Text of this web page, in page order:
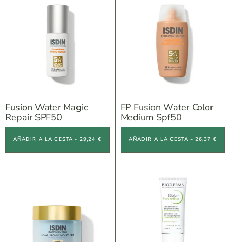
Fusion Water Magic
Repair SPF50
AÑADIR A LA CESTA - 29,24 €
FP Fusion Water Color
Medium Spf50
AÑADIR A LA CESTA - 26,37 €